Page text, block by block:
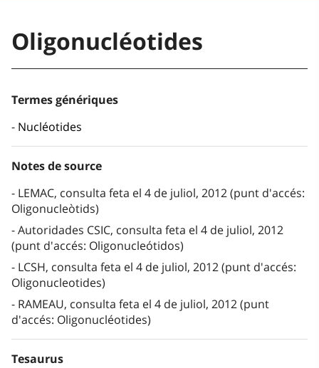
Oligonucléotides
Termes génériques
Nucléotides
Notes de source
LEMAC, consulta feta el 4 de juliol, 2012 (punt d'accés:
Oligonucleòtids)
Autoridades CSIC, consulta feta el 4 de juliol, 2012
(punt d'accés: Oligonucleótidos)
LCSH, consulta feta el 4 de juliol, 2012 (punt d'accés:
Oligonucleotides)
RAMEAU, consulta feta el 4 de juliol, 2012 (punt
d'accés: Oligonucléotides)
Tesaurus